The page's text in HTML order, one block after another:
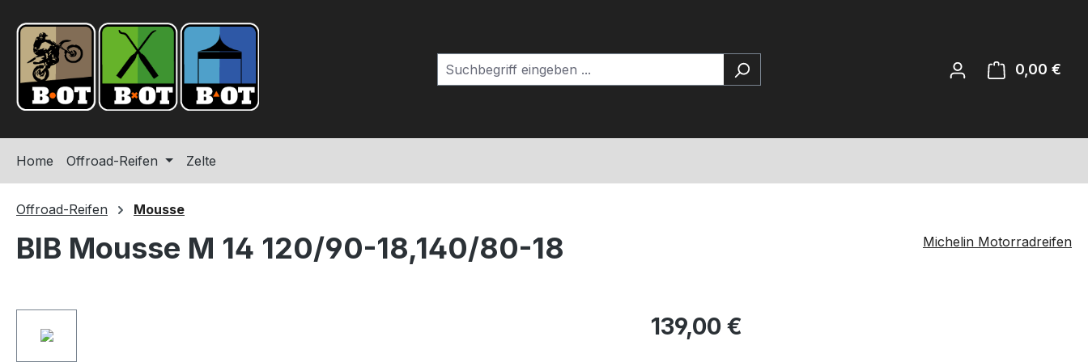
Zur Hauptnavigation springen
0,00 €
Home Offroad-Reifen Zelte
Offroad-Reifen Mousse
BIB Mousse M 14 120/90-18,140/80-18 Michelin Motorradreifen
139,00 €